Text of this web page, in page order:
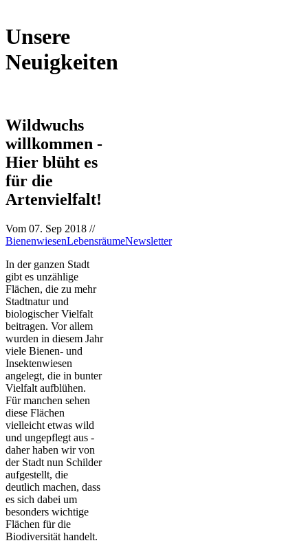
Unsere
Neuigkeiten
Wildwuchs
willkommen -
Hier blüht es
für die
Artenvielfalt!
Vom 07. Sep 2018 //
BienenwiesenLebensräumeNewsletter
In der ganzen Stadt
gibt es unzählige
Flächen, die zu mehr
Stadtnatur und
biologischer Vielfalt
beitragen. Vor allem
wurden in diesem Jahr
viele Bienen- und
Insektenwiesen
angelegt, die in bunter
Vielfalt aufblühen.
Für manchen sehen
diese Flächen
vielleicht etwas wild
und ungepflegt aus -
daher haben wir von
der Stadt nun Schilder
aufgestellt, die
deutlich machen, dass
es sich dabei um
besonders wichtige
Flächen für die
Biodiversität handelt.